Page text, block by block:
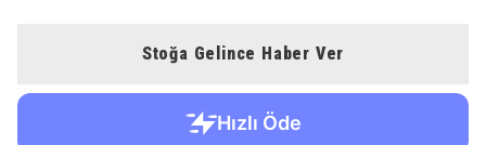
Stoğa Gelince Haber Ver